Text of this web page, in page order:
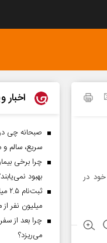
در
اخبار
سریع، سالم
چرا برخی
بهبود
میلیون نفر
چرا بعد از
می‌ریزد؟